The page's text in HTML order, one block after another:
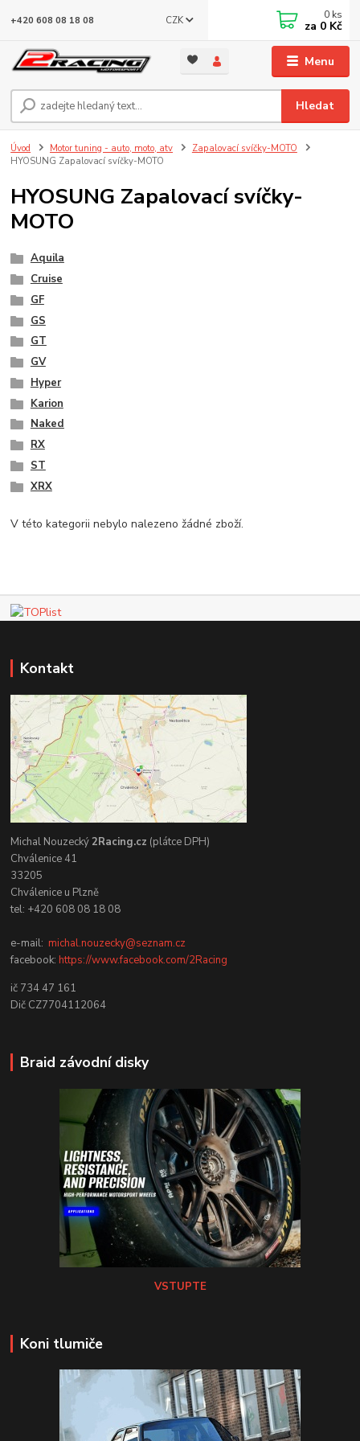
Menu
CZK
Hledat
+420 608 08 18 08 0 ks
za 0 Kč
Úvod Motor tuning - auto, moto, atv
Zapalovací svíčky-MOTO
HYOSUNG Zapalovací svíčky-MOTO
HYOSUNG Zapalovací svíčky-
MOTO
Aquila
Cruise
GF
GS
GT
GV
Hyper
Karion
Naked
RX
ST
XRX
V této kategorii nebylo nalezeno žádné zboží.
Kontakt
Michal Nouzecký2Racing.cz (plátce DPH)
Chválenice 41
33205
Chválenice u Plzně
tel: +420 608 08 18 08
e-mail:michal.nouzecky@seznam.cz
facebook:https://www.facebook.com/2Racing
ič 734 47 161
Dič CZ7704112064
Braid závodní disky
VSTUPTE
Koni tlumiče